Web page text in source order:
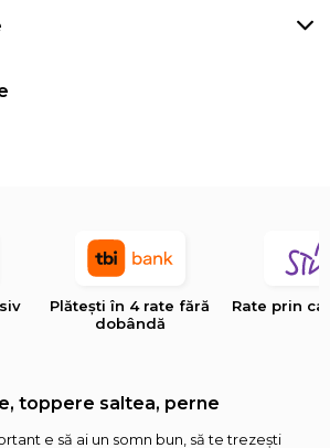
Plătești în 4 rate fără
dobândă
Rate prin
toppere saltea, perne
e să ai un somn bun, să te trezești